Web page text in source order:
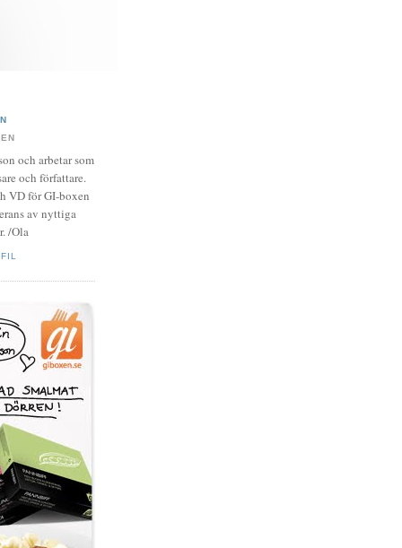
och arbetar som
och författare.
VD för GI-boxen
av nyttiga
/Ola